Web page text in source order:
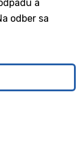
a
odber sa